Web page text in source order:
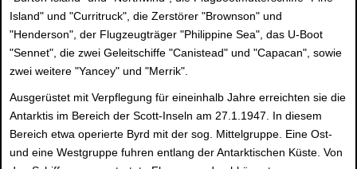
Island" und "Curritruck", die Zerstörer "Brownson" und
"Henderson", der Flugzeugträger "Philippine Sea", das U-Boot
"Sennet", die zwei Geleitschiffe "Canistead" und "Capacan", sowie
zwei weitere "Yancey" und "Merrik".
Ausgerüstet mit Verpflegung für eineinhalb Jahre erreichten sie die
Antarktis im Bereich der Scott-Inseln am 27.1.1947. In diesem
Bereich etwa operierte Byrd mit der sog. Mittelgruppe. Eine Ost-
und eine Westgruppe fuhren entlang der Antarktischen Küste. Von